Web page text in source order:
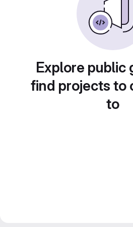
Explore public
find projects to
to